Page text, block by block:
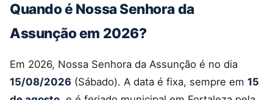
Quando é Nossa Senhora da
Assunção em 2026?
Em 2026, Nossa Senhora da Assunção é no dia
15/08/2026 (Sábado). A data é fixa, sempre em 15